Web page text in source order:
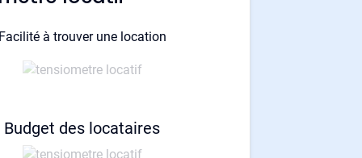
à trouver une location
Budget des locataires